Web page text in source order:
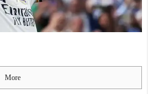
More